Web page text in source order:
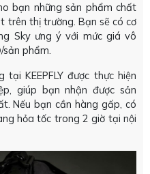
bạn những sản phẩm chất
trên thị trường. Bạn sẽ có cơ
Sky ưng ý với mức giá vô
phẩm.
KEEPFLY được thực hiện
giúp bạn nhận được sản
Nếu bạn cần hàng gấp, có
hỏa tốc trong 2 giờ tại nội